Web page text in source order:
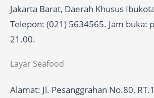
Jakarta Barat, Daerah Khusus
Telepon: (021) 5634565. Jam buka:
21.00.
Layar Seafood
Alamat: Jl. Pesanggrahan No.80,